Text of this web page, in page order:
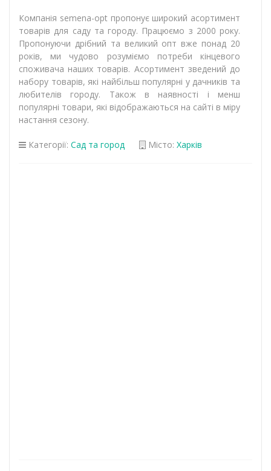
Компанія semena-opt пропонує широкий асортимент
товарів для саду та городу. Працюємо з 2000 року.
Пропонуючи дрібний та великий опт вже понад 20
років, ми чудово розуміємо потреби кінцевого
споживача наших товарів. Асортимент зведений до
набору товарів, які найбільш популярні у дачників та
любителів городу. Також в наявності і менш
популярні товари, які відображаються на сайті в міру
настання сезону.
Категорії: Сад та город Місто: Харків